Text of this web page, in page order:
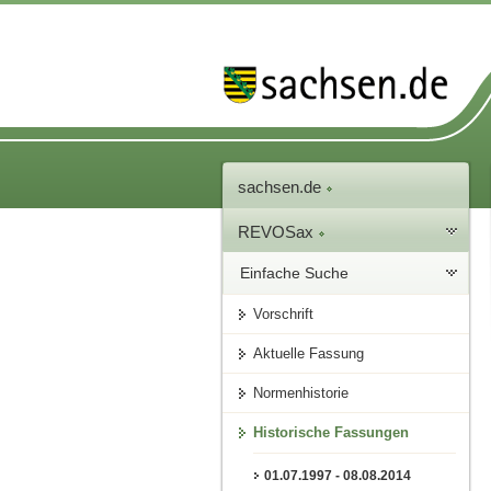
sachsen.de
REVOSax
Einfache Suche
Vorschrift
Aktuelle Fassung
Normenhistorie
Historische Fassungen
01.07.1997 - 08.08.2014